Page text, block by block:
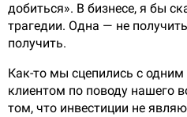
добиться». В бизнесе, я бы
трагедии. Одна — не
получить.
Как-то мы сцепились с
клиентом по поводу нашего
том, что инвестиции не